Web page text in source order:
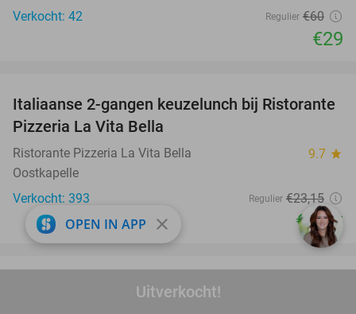
Uitverkocht!
Verkocht: 42
Regulier €60
€29
41%
Italiaanse 2-gangen keuzelunch bij Ristorante
Pizzeria La Vita Bella
Ristorante Pizzeria La Vita Bella 9.7 star
Oostkapelle
Verkocht: 393
Regulier €23,15
€13,75
favorite_border
All-You-Can-Eat pannenkoeken (1,5u) bij
OPEN IN APP close